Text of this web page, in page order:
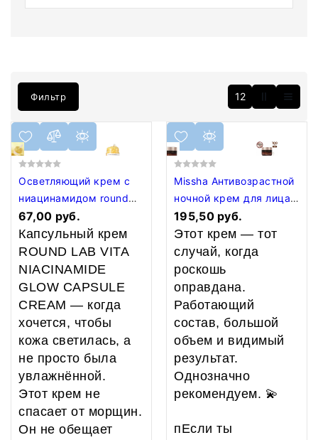
Фильтр 12
Осветляющий крем с
ниацинамидом round
lab капсульный 50 мл
67,00 руб.
Капсульный крем
ROUND LAB VITA
NIACINAMIDE
GLOW CAPSULE
CREAM — когда
хочется, чтобы
кожа светилась, а
не просто была
увлажнённой.
Этот крем не
спасает от морщин.
Он не обещает
Missha Антивозрастной
ночной крем для лица
CHOGONGJIN
YOUNGAN JIN
OVERNIGHT CREAM, 100
мл
195,50 руб.
Этот крем — тот
случай, когда
роскошь
оправдана.
Работающий
состав, большой
объем и видимый
результат.
Однозначно
рекомендуем. 💫
пЕсли ты